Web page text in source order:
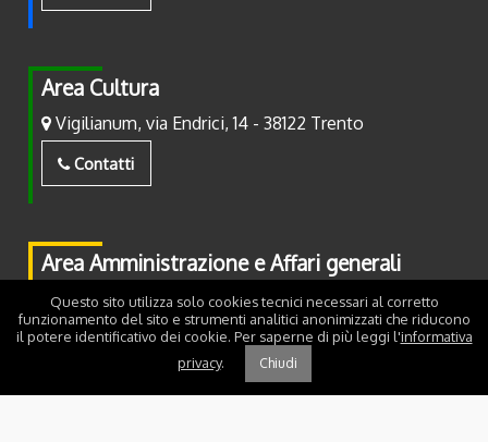
Area Cultura
Vigilianum, via Endrici, 14 - 38122 Trento
Contatti
Area Amministrazione e Affari generali
Piazza Fiera, 2 - 38122 Trento
Contatti
Questo sito utilizza solo cookies tecnici necessari al corretto
funzionamento del sito e strumenti analitici anonimizzati che riducono
il potere identificativo dei cookie. Per saperne di più leggi l'informativa
privacy. Chiudi